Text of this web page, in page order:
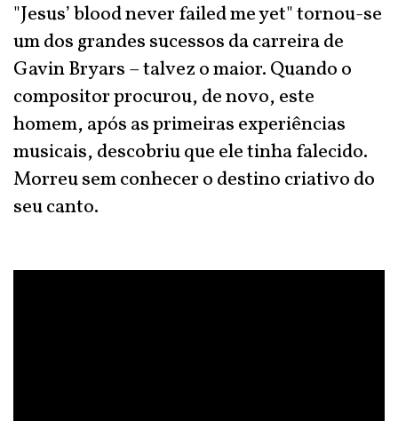
"Jesus’ blood never failed me yet" tornou-se
um dos grandes sucessos da carreira de
Gavin Bryars – talvez o maior. Quando o
compositor procurou, de novo, este
homem, após as primeiras experiências
musicais, descobriu que ele tinha falecido.
Morreu sem conhecer o destino criativo do
seu canto.